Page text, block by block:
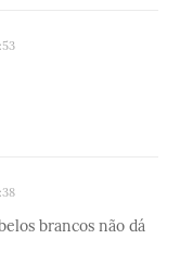
brancos não dá